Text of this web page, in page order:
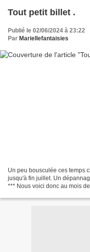
Tout petit billet .
Publié le 02/06/2024 à 23:22
Par Mariellefantaisies
Un peu bousculée ces temps
jusqu'à fin juillet. Un
*** Nous voici donc au mois